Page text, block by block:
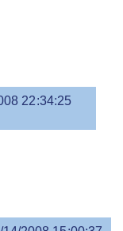
22:34:25